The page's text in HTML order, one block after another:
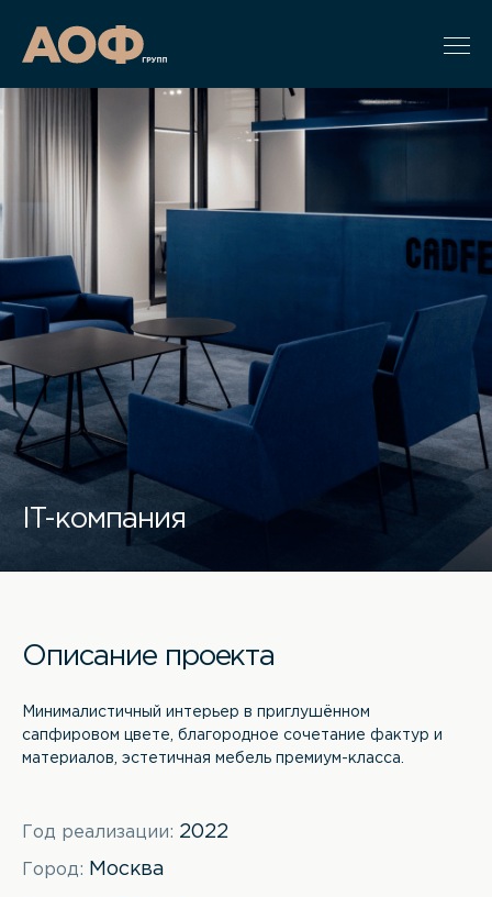
IT-компания
Описание проекта
Минималистичный интерьер в приглушённом
сапфировом цвете, благородное сочетание фактур и
материалов, эстетичная мебель премиум-класса.
Год реализации: 2022
Город: Москва